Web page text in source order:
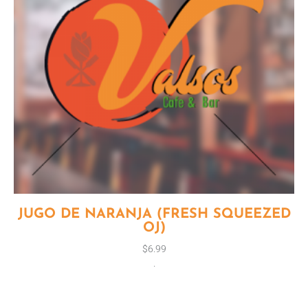
JUGO DE NARANJA (FRESH SQUEEZED
OJ)
$6.99
.